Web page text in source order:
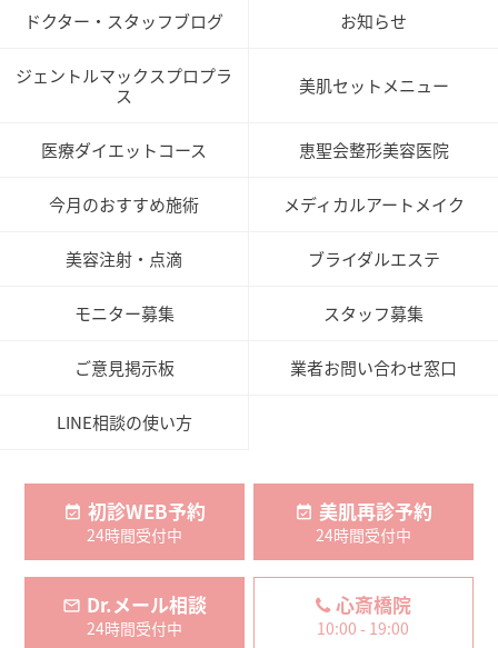
ドクター・スタッフブログ お知らせ
ジェントルマックスプロプラ
ス
美肌セットメニュー
医療ダイエットコース 恵聖会整形美容医院
今月のおすすめ施術 メディカルアートメイク
美容注射・点滴 ブライダルエステ
モニター募集 スタッフ募集
ご意見掲示板 業者お問い合わせ窓口
LINE相談の使い方
初診WEB予約
24時間受付中
美肌再診予約
24時間受付中
Dr.メール相談
24時間受付中
心斎橋院
10:00 - 19:00